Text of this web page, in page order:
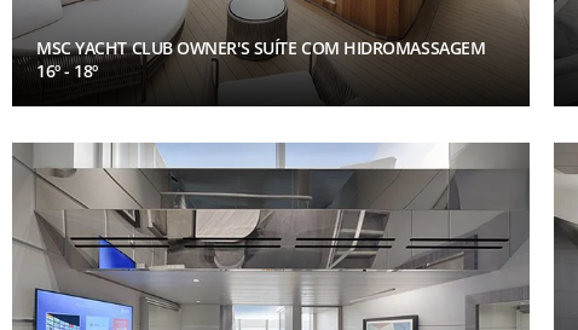
MSC YACHT CLUB OWNER'S SUÍTE COM HIDROMASSAGEM
16º - 18º